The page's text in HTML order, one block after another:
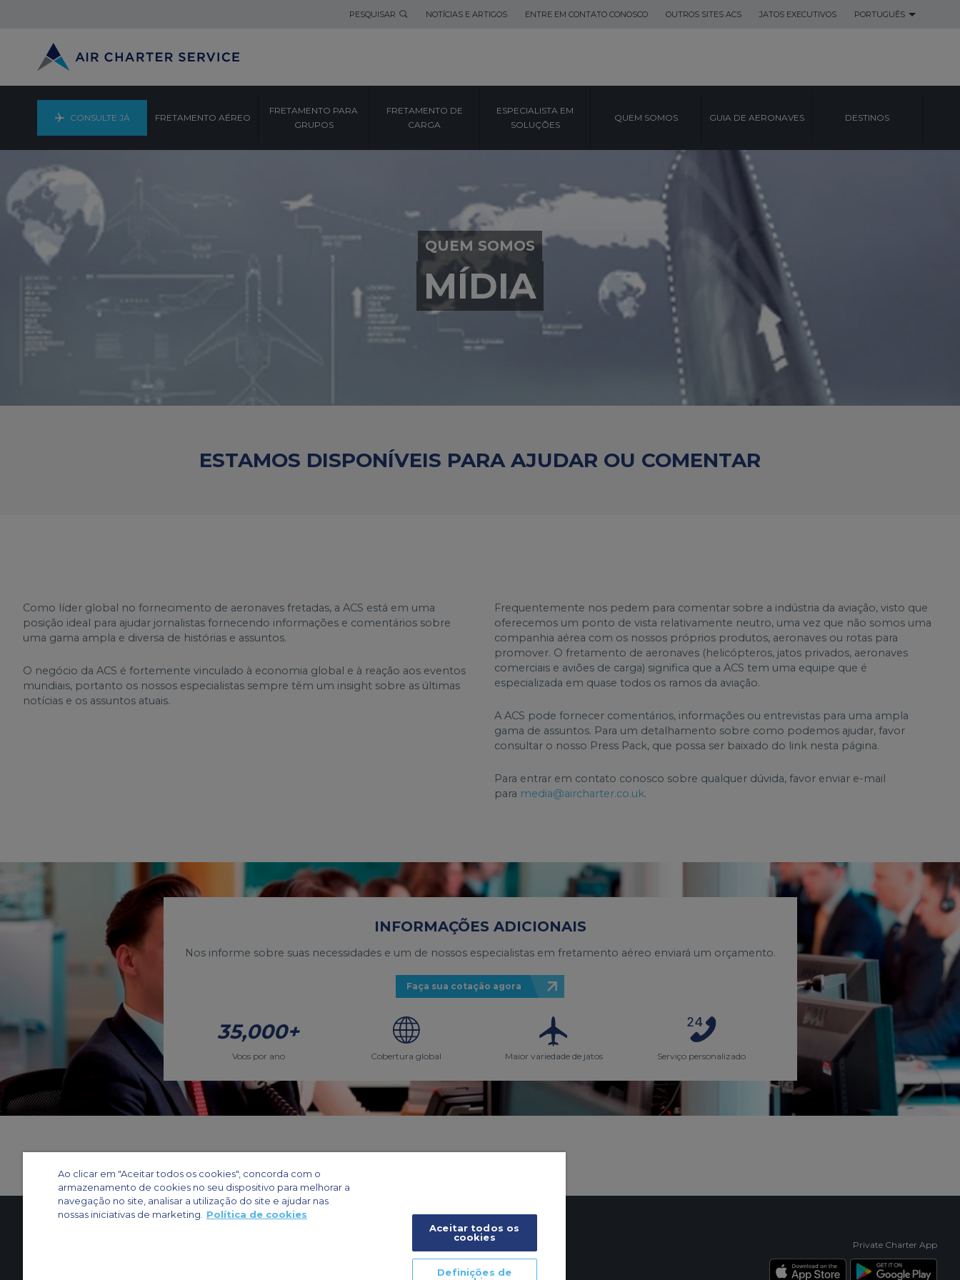
PESQUISAR NOTÍCIAS E ARTIGOS ENTRE EM CONTATO CONOSCO OUTROS SITES ACS JATOS EXECUTIVOS PORTUGUÊS
CONSULTE JÁ FRETAMENTO AÉREO
FRETAMENTO PARA
GRUPOS
FRETAMENTO DE
CARGA
ESPECIALISTA EM
SOLUÇÕES
QUEM SOMOS GUIA DE AERONAVES DESTINOS
QUEM SOMOS
MÍDIA
ESTAMOS DISPONÍVEIS PARA AJUDAR OU COMENTAR
Como líder global no fornecimento de aeronaves fretadas, a ACS está em uma
posição ideal para ajudar jornalistas fornecendo informações e comentários sobre
uma gama ampla e diversa de histórias e assuntos.
O negócio da ACS é fortemente vinculado à economia global e à reação aos eventos
mundiais, portanto os nossos especialistas sempre têm um insight sobre as últimas
notícias e os assuntos atuais.
Frequentemente nos pedem para comentar sobre a indústria da aviação, visto que
oferecemos um ponto de vista relativamente neutro, uma vez que não somos uma
companhia aérea com os nossos próprios produtos, aeronaves ou rotas para
promover. O fretamento de aeronaves (helicópteros, jatos privados, aeronaves
comerciais e aviões de carga) significa que a ACS tem uma equipe que é
especializada em quase todos os ramos da aviação.
A ACS pode fornecer comentários, informações ou entrevistas para uma ampla
gama de assuntos. Para um detalhamento sobre como podemos ajudar, favor
consultar o nosso Press Pack, que possa ser baixado do link nesta página.
Para entrar em contato conosco sobre qualquer dúvida, favor enviar e-mail
para media@aircharter.co.uk.
INFORMAÇÕES ADICIONAIS
Nos informe sobre suas necessidades e um de nossos especialistas em fretamento aéreo enviará um orçamento.
Faça sua cotação agora
35,000+
Voos por ano Cobertura global Maior variedade de jatos Serviço personalizado
Private Charter App
Ao clicar em "Aceitar todos os cookies", concorda com o
armazenamento de cookies no seu dispositivo para melhorar a
navegação no site, analisar a utilização do site e ajudar nas
nossas iniciativas de marketing.
Política de cookies
Aceitar todos os
cookies
Definições de